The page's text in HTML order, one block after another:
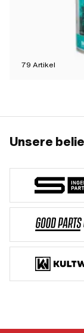
79 Artikel
Unsere